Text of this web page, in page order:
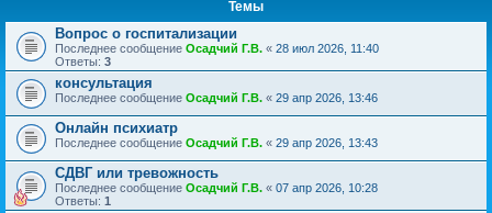
Темы
Вопрос о госпитализации
Последнее сообщение Осадчий Г.В. « 28 июл 2026, 11:40
Ответы: 3
консультация
Последнее сообщение Осадчий Г.В. « 29 апр 2026, 13:46
Онлайн психиатр
Последнее сообщение Осадчий Г.В. « 29 апр 2026, 13:43
СДВГ или тревожность
Последнее сообщение Осадчий Г.В. « 07 апр 2026, 10:28
Ответы: 1